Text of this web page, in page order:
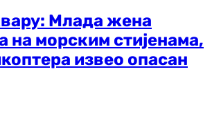
Млада жена
на морским стијенама,
извео опасан